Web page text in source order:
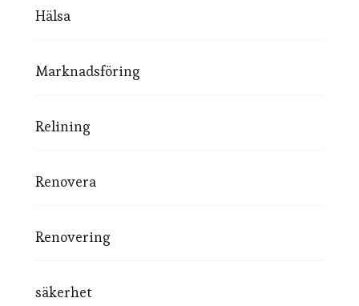
Hälsa
Marknadsföring
Relining
Renovera
Renovering
säkerhet